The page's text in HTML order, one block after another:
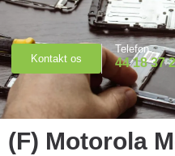
Kontakt os
Telefon
44 18 37
(F) Motorola